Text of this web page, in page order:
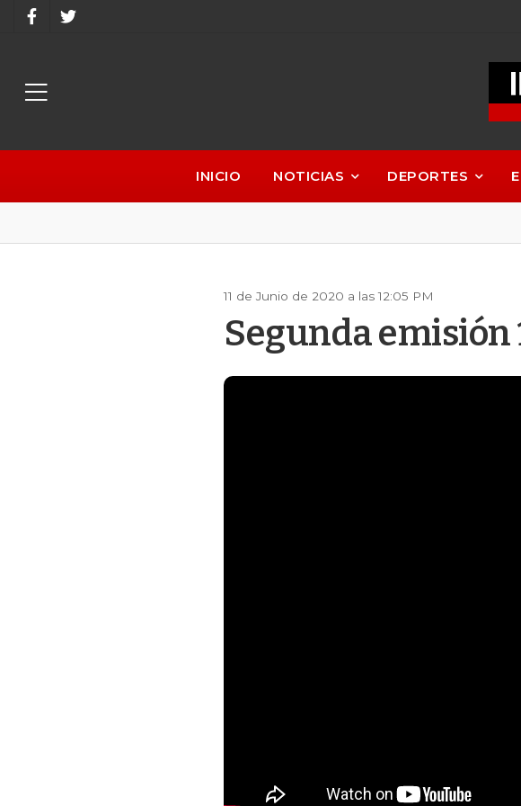
INICIO NOTICIAS DEPORTES
11 de Junio de 2020 a las 12:05 PM
Segunda emisión